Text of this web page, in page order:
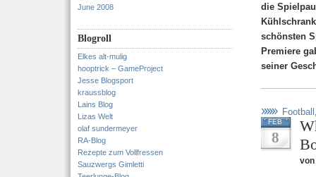
June 2008
Blogroll
Elkes alt-mulig
hooptrick – GameProject
Jesse Blogsport
kraussblog
Lains Blog
Lizas Welt
olaf sundermeyer
RA-Blog
Rezepte zum Vollfressen
Sauzwergs Gimletti
die
schönsten
Premiere
seiner
Football
FEB
8